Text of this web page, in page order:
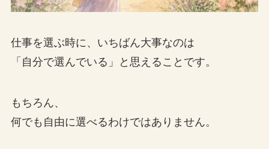
仕事を選ぶ時に、いちばん大事なのは
「自分で選んでいる」と思えることです。
もちろん、
何でも自由に選べるわけではありません。